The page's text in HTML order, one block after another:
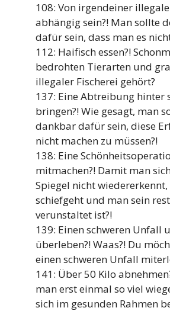
108: Von irgendeiner
abhängig sein?! Man sollte
dafür sein, dass man es
112: Haifisch essen?!
bedrohten Tierarten und
illegaler Fischerei gehört?
137: Eine Abtreibung hinter
bringen?! Wie gesagt, man
dankbar dafür sein, diese
nicht machen zu müssen?!
138: Eine
mitmachen?! Damit man
Spiegel nicht
schiefgeht und man sein
verunstaltet ist?!
139: Einen schweren Unfall
überleben?! Waas?! Du
einen schweren Unfall
141: Über 50 Kilo
man erst einmal so viel
sich im gesunden Rahmen